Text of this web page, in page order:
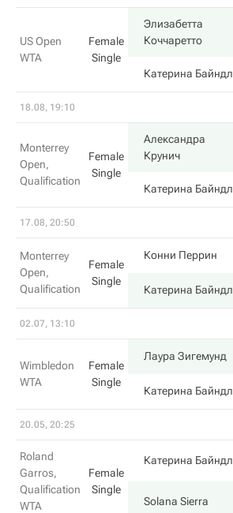
US Open
WTA
Female
Single
Элизабетта
Коччаретто
Катерина Байндл
18.08, 19:10
Monterrey
Open,
Qualification
Female
Single
Александра
Крунич
Катерина Байндл
17.08, 20:50
Monterrey
Open,
Qualification
Female
Single
Конни Перрин
Катерина Байндл
02.07, 13:10
Wimbledon
WTA
Female
Single
Лаура Зигемунд
Катерина Байндл
20.05, 20:25
Roland
Garros,
Qualification
WTA
Female
Single
Катерина Байндл
Solana Sierra